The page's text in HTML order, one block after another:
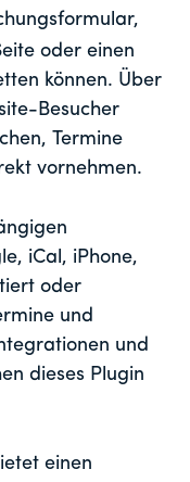
oder einen
können. Über
Besucher
Termine
vornehmen.
iCal, iPhone,
oder
und
und
dieses Plugin
einen